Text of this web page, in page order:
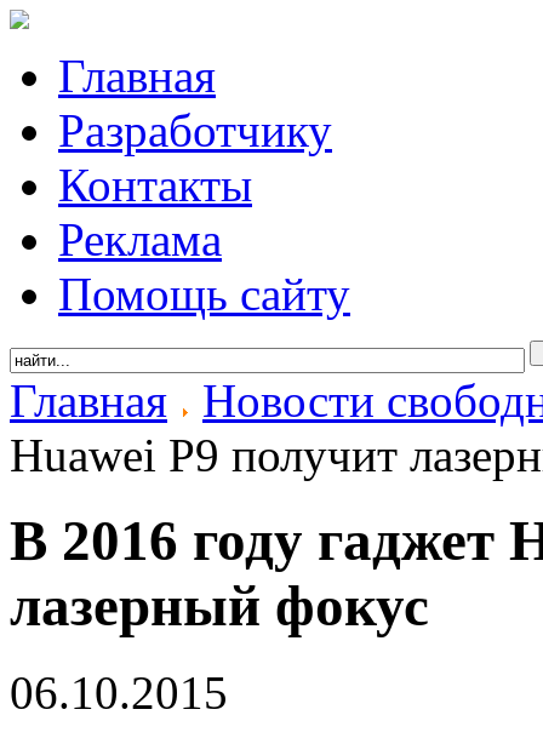
Главная
Разработчику
Контакты
Реклама
Помощь сайту
Главная
Новости
Huawei P9 получит
В 2016 году гаджет
лазерный фокус
06.10.2015